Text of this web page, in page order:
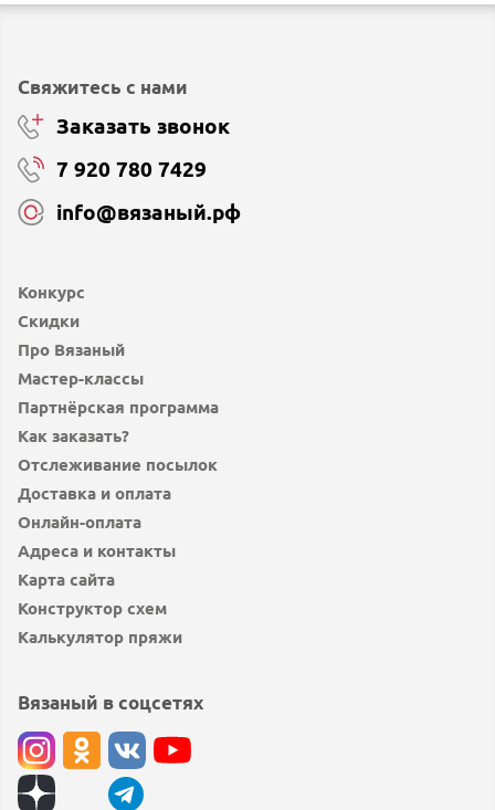
Конкурс
Скидки
Про Вязаный
Мастер-классы
Партнёрская программа
Как заказать?
Отслеживание посылок
Доставка и оплата
Онлайн-оплата
Адреса и контакты
Карта сайта
Конструктор схем
Калькулятор пряжи
Свяжитесь с нами
Заказать звонок
7 920 780 7429
info@вязаный.рф
Вязаный в соцсетях